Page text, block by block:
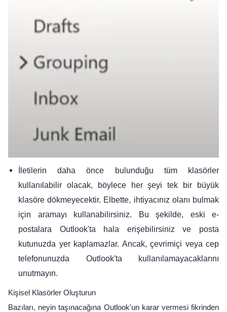
İletilerin daha önce bulunduğu tüm klasörler
kullanılabilir olacak, böylece her şeyi tek bir büyük
klasöre dökmeyecektir. Elbette, ihtiyacınız olanı bulmak
için aramayı kullanabilirsiniz. Bu şekilde, eski e-
postalara Outlook'ta hala erişebilirsiniz ve posta
kutunuzda yer kaplamazlar. Ancak, çevrimiçi veya cep
telefonunuzda Outlook'ta kullanılamayacaklarını
unutmayın.
Kişisel Klasörler Oluşturun
Bazıları, neyin taşınacağına Outlook'un karar vermesi fikrinden